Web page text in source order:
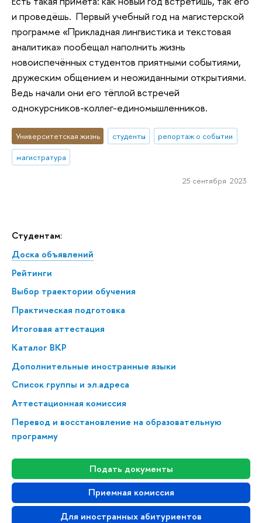
Студентам:
Доска объявлений
Рейтинги
Выбор траектории обучения
Практическая подготовка
Итоговая аттестация
Каталог ВКР
Дополнительные иностранные языки
Список группы и эл.адреса
Аттестационная комиссия
Перевод и восстановление на образовательную
программу
Подать документы
Приемная комиссия
Для иностранных абитуриентов
и проведёшь. Первый учебный год на магистерской
программе «Прикладная лингвистика и текстовая
аналитика» пообещал наполнить жизнь
новоиспечённых студентов приятными событиями,
дружеским общением и неожиданными открытиями.
Ведь начали они его тёплой встречей
однокурсников-коллег-единомышленников.
Университетская жизнь студенты
репортаж о событии
магистратура
25 сентября 2023